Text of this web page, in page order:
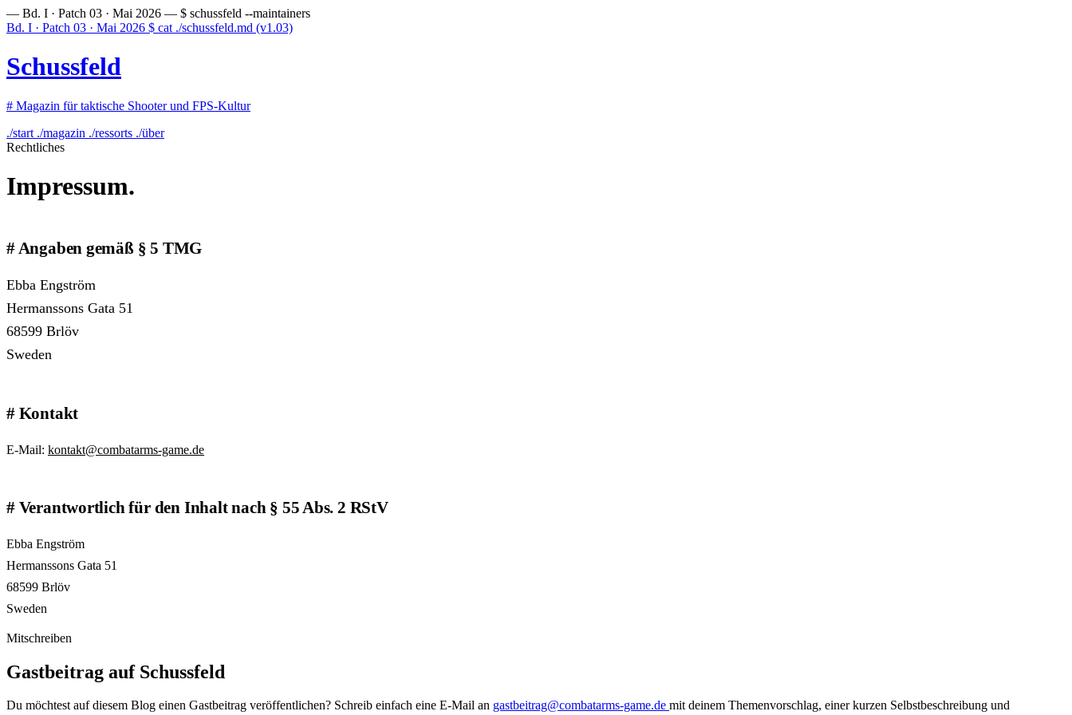
— Bd. I · Patch 03 · Mai 2026 — $ schussfeld --maintainers
Bd. I · Patch 03 · Mai 2026 $ cat ./schussfeld.md (v1.03)
Schussfeld
# Magazin für taktische Shooter und FPS-Kultur
./start ./magazin ./ressorts ./über
Rechtliches
Impressum.
Angaben gemäß § 5 TMG
Ebba Engström
Hermanssons Gata 51
68599 Brlöv
Sweden
Kontakt
E-Mail: kontakt@combatarms-game.de
Verantwortlich für den Inhalt nach § 55 Abs. 2 RStV
Ebba Engström
Hermanssons Gata 51
68599 Brlöv
Sweden
Mitschreiben
Gastbeitrag auf Schussfeld
Du möchtest auf diesem Blog einen Gastbeitrag veröffentlichen? Schreib einfach eine E-Mail an gastbeitrag@combatarms-game.de mit deinem Themenvorschlag, einer kurzen Selbstbeschreibung und